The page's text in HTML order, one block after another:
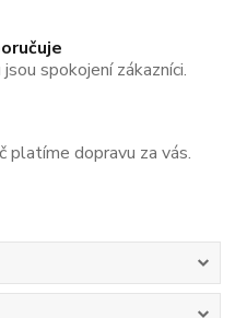
spokojení zákazníci.
platíme dopravu za vás.